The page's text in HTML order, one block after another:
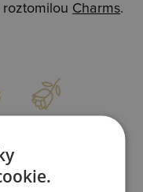
roztomilou Charms.